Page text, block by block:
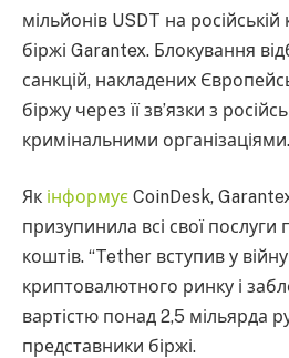
мільйонів USDT на
біржі Garantex. Блокування
санкцій, накладених
біржу через її зв’язки з
кримінальними організаціями.
Як інформує CoinDesk,
призупинила всі свої послуги
коштів. “Tether вступив у
криптовалютного ринку і
вартістю понад 2,5 мільярда
представники біржі.